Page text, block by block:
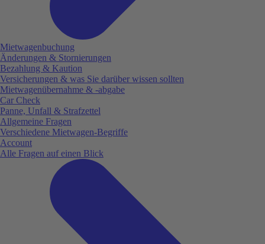
Mietwagenbuchung
Änderungen & Stornierungen
Bezahlung & Kaution
Versicherungen & was Sie darüber wissen sollten
Mietwagenübernahme & -abgabe
Car Check
Panne, Unfall & Strafzettel
Allgemeine Fragen
Verschiedene Mietwagen-Begriffe
Account
Alle Fragen auf einen Blick